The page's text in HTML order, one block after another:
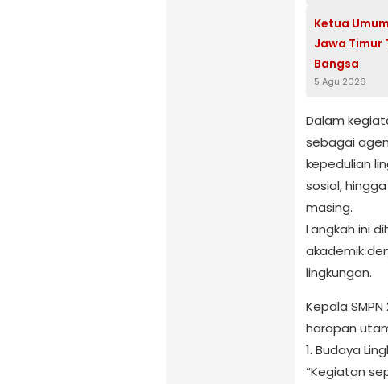
Ketua
Jawa Timur
Bangsa
5 Agu 2026
Dalam
sebagai
kepedulian
sosial,
masing.
Langkah ini
akademik
lingkungan.
Kepala
harapan
1. Budaya
“Kegiatan